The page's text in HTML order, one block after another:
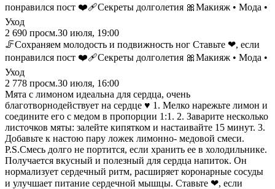
понравился пост ❤️‍🩹Секреты долголетия 🎀Макияж • Мода •
Уход
2 690 просм.30 июля, 19:00
🦵Сохраняем молодость и подвижность ног Ставьте ❤, если
понравился пост ❤️‍🩹Секреты долголетия 🎀Макияж • Мода •
Уход
2 778 просм.30 июля, 16:00
Мята с лимоном идеальна для сердца, очень
благотворнодействует на сердце ♥️ 1. Мелко нарежьте лимон и
соедините его с медом в пропорции 1:1. 2. Заварите несколько
листочков мяты: залейте кипятком и настаивайте 15 минут. 3.
Добавьте к настою пару ложек лимонно- медовой смеси.
P.S.Смесь долго не портится, если хранить ее в холодильнике.
Получается вкусный и полезный для сердца напиток. Он
нормализует сердечный ритм, расширяет коронарные сосуды
и улучшает питание сердечной мышцы. Ставьте ❤, если